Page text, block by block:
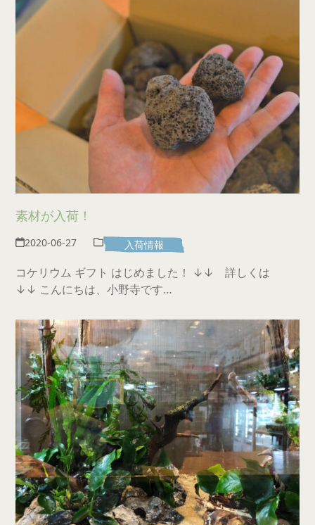
素材が入荷！
2020-06-27 入荷情報
コケリウム ギフト はじめました！ ↓↓ 詳しくは
↓↓ こんにちは、小野寺です…